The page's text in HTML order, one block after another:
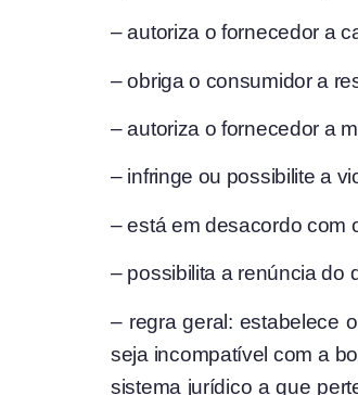
– autoriza o fornecedor a
– obriga o consumidor a
– autoriza o fornecedor a
– infringe ou possibilite a
– está em desacordo com
– possibilita a renúncia do
– regra geral: estabelece
seja incompatível com a
sistema jurídico a que